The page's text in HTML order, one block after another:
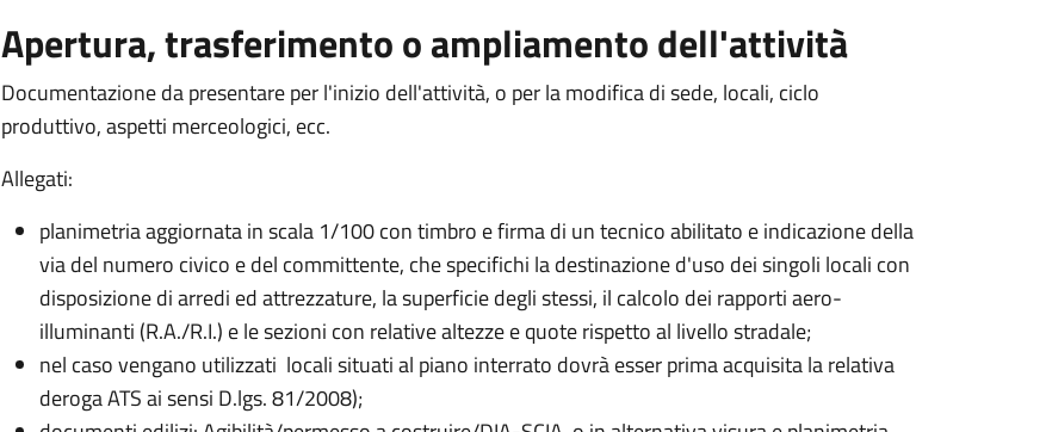
Apertura, trasferimento o ampliamento dell'attività
Documentazione da presentare per l'inizio dell'attività, o per la modifica di sede, locali, ciclo
produttivo, aspetti merceologici, ecc.
Allegati:
planimetria aggiornata in scala 1/100 con timbro e firma di un tecnico abilitato e indicazione della
via del numero civico e del committente, che specifichi la destinazione d'uso dei singoli locali con
disposizione di arredi ed attrezzature, la superficie degli stessi, il calcolo dei rapporti aero-
illuminanti (R.A./R.I.) e le sezioni con relative altezze e quote rispetto al livello stradale;
nel caso vengano utilizzati locali situati al piano interrato dovrà esser prima acquisita la relativa
deroga ATS ai sensi D.lgs. 81/2008);